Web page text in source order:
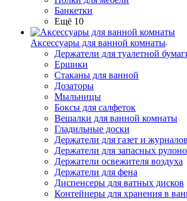
Банкетки
Ещё 10
Аксессуары для ванной комнаты
Держатели для туалетной
Ершики
Стаканы для ванной
Дозаторы
Мыльницы
Боксы для салфеток
Вешалки для ванной комнаты
Гладильные доски
Держатели для газет и журналов
Держатели для запасных
Держатели освежителя воздуха
Держатели для фена
Диспенсеры для ватных дисков
Контейнеры для хранения в